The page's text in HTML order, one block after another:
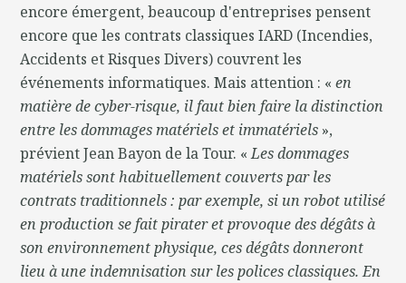
encore émergent, beaucoup d'entreprises pensent
encore que les contrats classiques IARD (Incendies,
Accidents et Risques Divers) couvrent les
événements informatiques. Mais attention : «en
matière de cyber-risque, il faut bien faire la distinction
entre les dommages matériels et immatériels »,
prévient Jean Bayon de la Tour. «Les dommages
matériels sont habituellement couverts par les
contrats traditionnels : par exemple, si un robot utilisé
en production se fait pirater et provoque des dégâts à
son environnement physique, ces dégâts donneront
lieu à une indemnisation sur les polices classiques. En